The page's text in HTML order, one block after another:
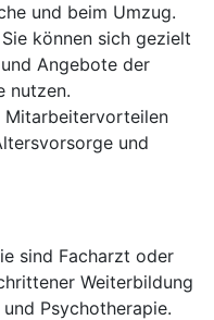
und beim Umzug.
Sie können sich gezielt
Angebote der
nutzen.
Mitarbeitervorteilen
und
sind Facharzt oder
Weiterbildung
Psychotherapie.